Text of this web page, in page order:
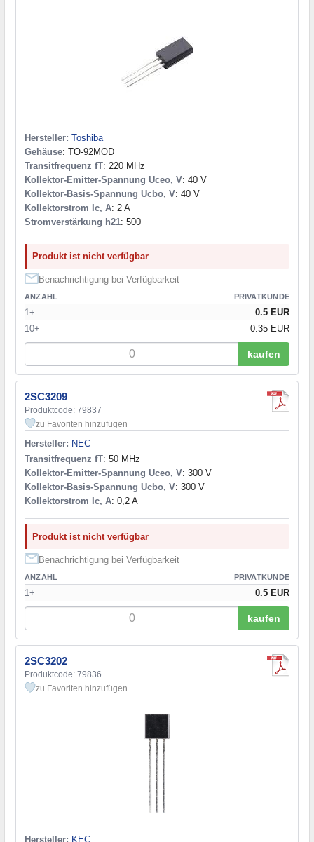
Hersteller: Toshiba
Gehäuse: TO-92MOD
Transitfrequenz fT: 220 MHz
Kollektor-Emitter-Spannung Uceo, V: 40 V
Kollektor-Basis-Spannung Ucbo, V: 40 V
Kollektorstrom Ic, A: 2 A
Stromverstärkung h21: 500
Produkt ist nicht verfügbar
Benachrichtigung bei Verfügbarkeit
ANZAHL PRIVATKUNDE
1+
0.5 EUR
10+
0.35 EUR
kaufen
2SC3209
Produktcode: 79837
zu Favoriten hinzufügen
Hersteller: NEC
Transitfrequenz fT: 50 MHz
Kollektor-Emitter-Spannung Uceo, V: 300 V
Kollektor-Basis-Spannung Ucbo, V: 300 V
Kollektorstrom Ic, A: 0,2 A
Produkt ist nicht verfügbar
Benachrichtigung bei Verfügbarkeit
ANZAHL PRIVATKUNDE
1+ 0.5 EUR
kaufen
2SC3202
Produktcode: 79836
zu Favoriten hinzufügen
Hersteller: KEC